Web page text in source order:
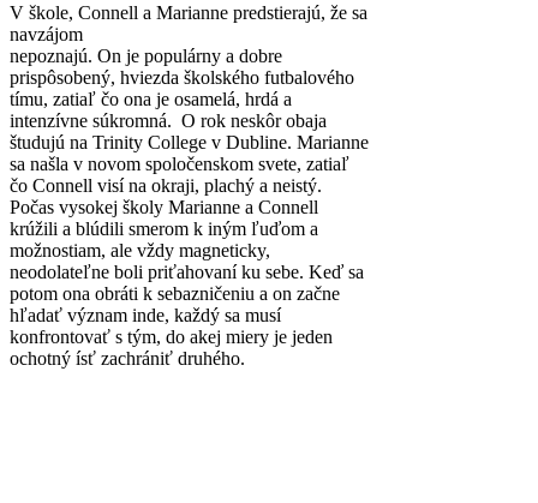
V škole, Connell a Marianne predstierajú, že sa
navzájom
nepoznajú. On je populárny a dobre
prispôsobený, hviezda školského futbalového
tímu, zatiaľ čo ona je osamelá, hrdá a
intenzívne súkromná. O rok neskôr obaja
študujú na Trinity College v Dubline. Marianne
sa našla v novom spoločenskom svete, zatiaľ
čo Connell visí na okraji, plachý a neistý.
Počas vysokej školy Marianne a Connell
krúžili a blúdili smerom k iným ľuďom a
možnostiam, ale vždy magneticky,
neodolateľne boli priťahovaní ku sebe. Keď sa
potom ona obráti k sebazničeniu a on začne
hľadať význam inde, každý sa musí
konfrontovať s tým, do akej miery je jeden
ochotný ísť zachrániť druhého.